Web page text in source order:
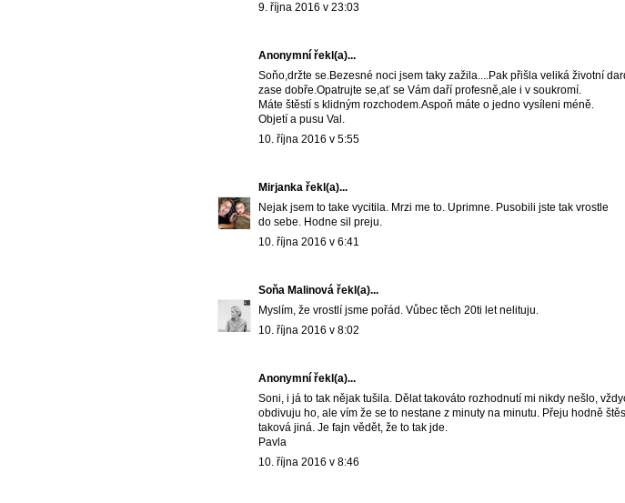
9. října 2016 v 23:03
Anonymní řekl(a)...
Soňo,držte se.Bezesné noci jsem taky zažila....Pak přišla veliká životní
zase dobře.Opatrujte se,ať se Vám daří profesně,ale i v soukromí.
Máte štěstí s klidným rozchodem.Aspoň máte o jedno vysíleni méně.
Objetí a pusu Val.
10. října 2016 v 5:55
Mirjanka řekl(a)...
Nejak jsem to take vycitila. Mrzi me to. Uprimne. Pusobili jste tak vrostle
do sebe. Hodne sil preju.
10. října 2016 v 6:41
Soňa Malinová řekl(a)...
Myslím, že vrostlí jsme pořád. Vůbec těch 20ti let nelituju.
10. října 2016 v 8:02
Anonymní řekl(a)...
Soni, i já to tak nějak tušila. Dělat takováto rozhodnutí mi nikdy nešlo,
obdivuju ho, ale vím že se to nestane z minuty na minutu. Přeju hodně
taková jiná. Je fajn vědět, že to tak jde.
Pavla
10. října 2016 v 8:46